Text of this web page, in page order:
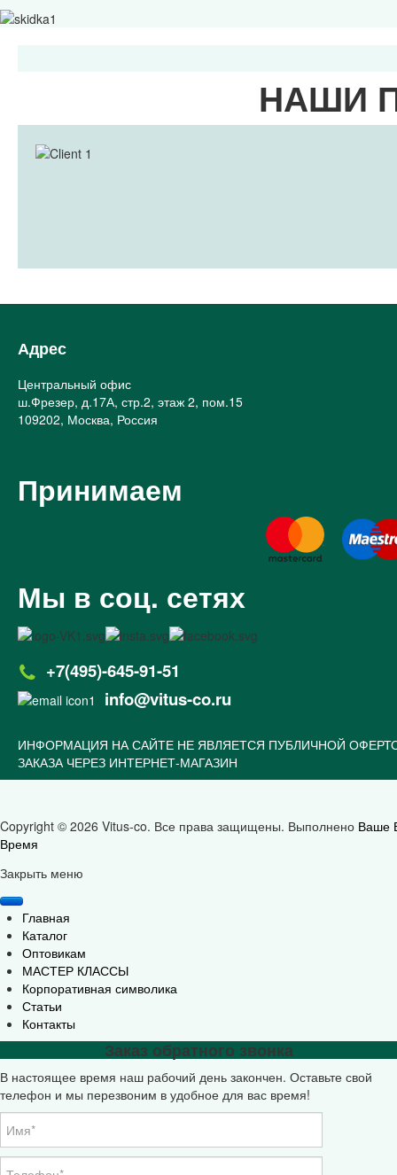
НАШИ
Адрес
Центральный офис
ш.Фрезер, д.17А, стр.2, этаж 2, пом.15
109202, Москва, Россия
Принимаем
Мы в соц. сетях
+7(495)-645-91-51
info@vitus-co.ru
ИНФОРМАЦИЯ НА САЙТЕ НЕ ЯВЛЯЕТСЯ ПУБЛИЧНОЙ
ЗАКАЗА ЧЕРЕЗ ИНТЕРНЕТ-МАГАЗИН
Copyright © 2026 Vitus-co. Все права защищены. Выполнено Ваше
Время
Закрыть меню
Главная
Каталог
Оптовикам
МАСТЕР КЛАССЫ
Корпоративная символика
Статьи
Контакты
Заказ обратного звонка
В настоящее время наш рабочий день закончен. Оставьте свой
телефон и мы перезвоним в удобное для вас время!